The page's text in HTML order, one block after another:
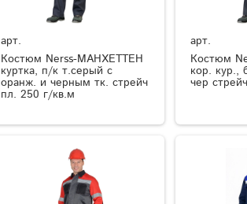
арт.
Костюм Nerss-МАНХЕТТЕН
куртка, п/к т.серый с
оранж. и черным тк. стрейч
пл. 250 г/кв.м
арт.
Костюм
кор. кур.,
чер стрейч